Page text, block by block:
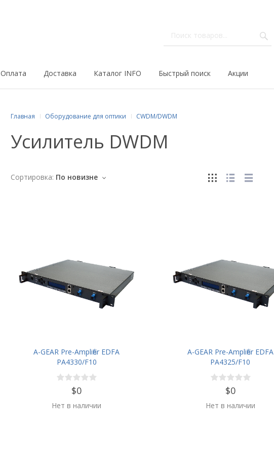
Оплата Доставка Каталог INFO Быстрый поиск Акции
Главная Оборудование для оптики CWDM/DWDM
Усилитель DWDM
Сортировка: По новизне
A-GEAR Pre-Amplifier EDFA
PA4330/F10
$0
Нет в наличии
A-GEAR Pre-Amplifier EDFA
PA4325/F10
$0
Нет в наличии